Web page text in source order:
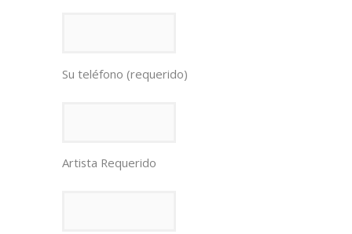
Su teléfono (requerido)
Artista Requerido